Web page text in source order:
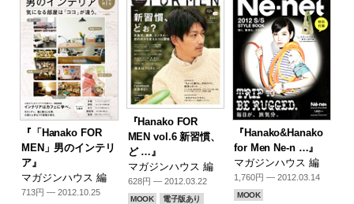
『「Hanako FOR
MEN」男のインテリ
ア』
マガジンハウス 編
713円 — 2012.10.25
『Hanako FOR
MEN vol.6 新習慣、
ど …』
マガジンハウス 編
628円 — 2012.03.22
MOOK 電子版あり
『Hanako&Hanako
for Men Ne-n …』
マガジンハウス 編
1,760円 — 2012.03.14
MOOK